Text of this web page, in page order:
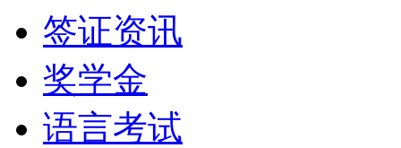
签证资讯
奖学金
语言考试